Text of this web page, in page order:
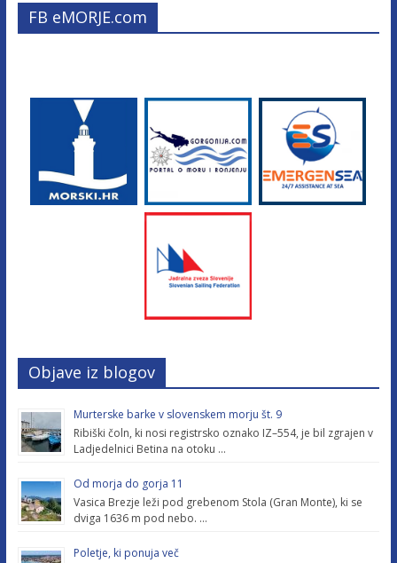
FB eMORJE.com
Objave iz blogov
Murterske barke v slovenskem morju št. 9
Ribiški čoln, ki nosi registrsko oznako IZ–554, je bil zgrajen v
Ladjedelnici Betina na otoku …
Od morja do gorja 11
Vasica Brezje leži pod grebenom Stola (Gran Monte), ki se
dviga 1636 m pod nebo. …
Poletje, ki ponuja več